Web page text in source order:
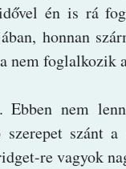
én is rá
honnan
nem foglalkozik
nem
szánt
re vagyok